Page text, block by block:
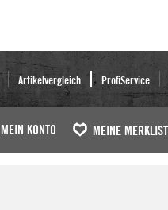
Artikelvergleich ProfiService
MEIN KONTO MEINE